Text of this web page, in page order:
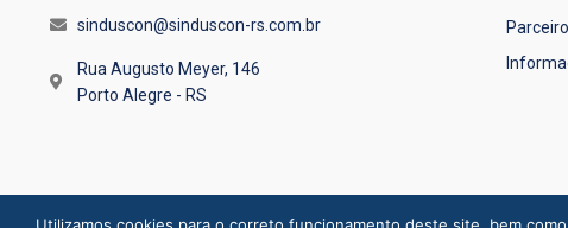
sinduscon@sinduscon-rs.com.br
Rua Augusto Meyer, 146
Porto Alegre - RS